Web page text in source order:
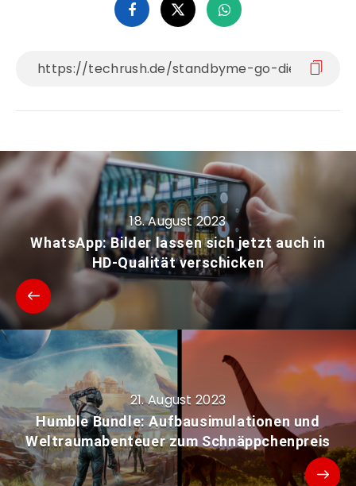
18. August 2023
WhatsApp: Bilder lassen sich jetzt auch in
HD-Qualität verschicken
21. August 2023
Humble Bundle: Aufbausimulationen und
Weltraumabenteuer zum Schnäppchenpreis